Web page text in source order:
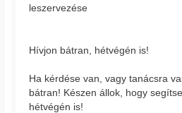
leszervezése
Hívjon bátran, hétvégén is!
Ha kérdése van, vagy tanácsra
bátran! Készen állok, hogy
hétvégén is!